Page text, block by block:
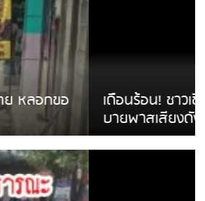
ยงรายบ่นรถ Isuzu สีขาวซิ่ง
สร้างความรำคาญ